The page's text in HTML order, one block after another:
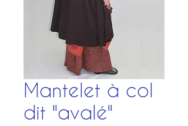
Mantelet à col
dit "avalé"